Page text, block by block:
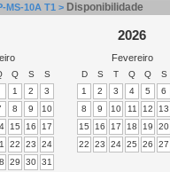
MS-10A T1 > Disponibilidade
2026
Q S
S
1
2
3
8 9
10
15 16
17
22 23
24
29 30 31
Fevereiro
D S T Q Q S
1
2 3 4 5 6
8
9 10 11 12 13
15
16 17 18 19 20
22
23 24 25 26 27